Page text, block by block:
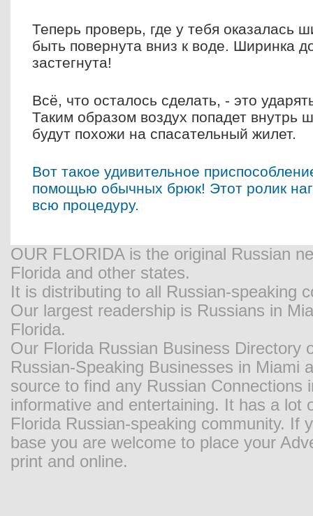
Теперь проверь, где у тебя оказалась
быть повернута вниз к воде. Ширинка
застегнута!
Всё, что осталось сделать, - это
Таким образом воздух попадет внутрь
будут похожи на спасательный жилет.
Вот такое удивительное
помощью обычных брюк! Этот ролик
всю процедуру.
OUR FLORIDA is the original Russian
Florida and other states.
It is distributing to all Russian-speaking
Our largest readership is Russians in
Florida.
Our Florida Russian Business Directory
Russian-Speaking Businesses in Miami
source to find any Russian
informative and entertaining. It has a
Florida Russian-speaking community. If
base you are welcome to place your
print and online.